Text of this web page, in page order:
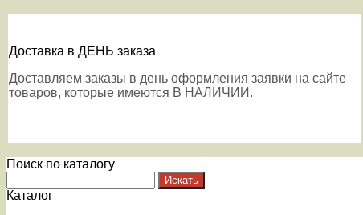
Доставка в ДЕНЬ заказа
Доставляем заказы в день оформления заявки на сайте
товаров, которые имеются В НАЛИЧИИ.
Поиск по каталогу
Каталог